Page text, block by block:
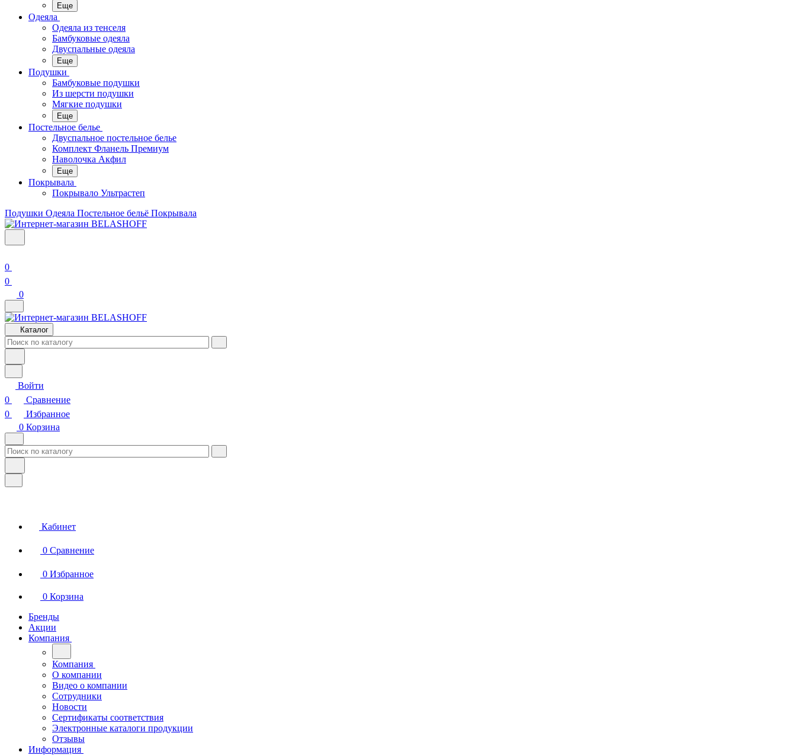
Еще
Одеяла
Одеяла из тенселя
Бамбуковые одеяла
Двуспальные одеяла
Еще
Подушки
Бамбуковые подушки
Из шерсти подушки
Мягкие подушки
Еще
Постельное белье
Двуспальное постельное белье
Комплект Фланель Премиум
Наволочка Акфил
Еще
Покрывала
Покрывало Ультрастеп
Подушки Одеяла Постельное бельё Покрывала
0
0
0
Каталог
Войти
0
Сравнение
0
Избранное
0 Корзина
Кабинет
0 Сравнение
0 Избранное
0 Корзина
Бренды
Акции
Компания
Компания
О компании
Видео о компании
Сотрудники
Новости
Сертификаты соответствия
Электронные каталоги продукции
Отзывы
Информация